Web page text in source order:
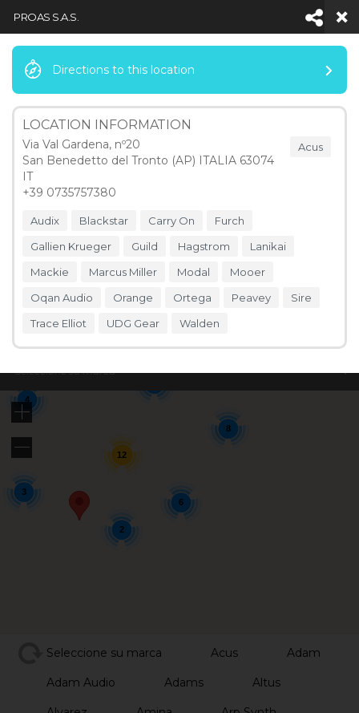
YouTube
Navigation
NOTICIAS
HOMEMAP LOCATIONS PROAS S.A.S.
Seleccione su marca
4
6
8
12
3
2
Seleccione su marca Acus Adam
Adam Audio Adams Altus
PROAS S.A.S.
Directions to this location
LOCATION INFORMATION
Via Val Gardena, nº20
San Benedetto del Tronto (AP) ITALIA 63074
IT
+39 0735757380
Acus
Audix Blackstar Carry On
Furch
Gallien Krueger
Guild Hagstrom
Lanikai
Mackie
Marcus Miller Modal
Mooer
Oqan Audio
Orange Ortega Peavey
Sire
Trace Elliot
UDG Gear Walden